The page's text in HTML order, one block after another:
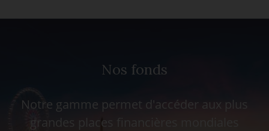
Nos fonds
Notre gamme permet d'accéder aux plus
grandes places financières mondiales